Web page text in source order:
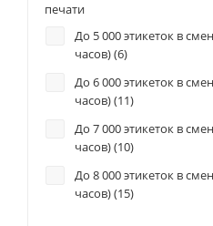
печати
До 5 000 этикеток в
часов) (6)
До 6 000 этикеток в
часов) (11)
До 7 000 этикеток в
часов) (10)
До 8 000 этикеток в
часов) (15)